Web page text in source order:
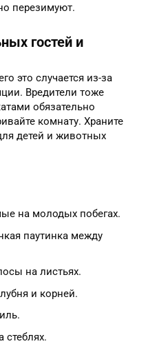
перезимуют.
гостей и
это случается из-за
Вредители тоже
обязательно
комнату. Храните
детей и животных
на молодых побегах.
паутинка между
на листьях.
и корней.
стеблях.